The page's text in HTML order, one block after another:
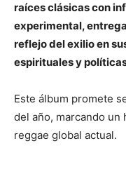
raíces clásicas con
experimental,
reflejo del exilio en
espirituales y
Este álbum promete
del año, marcando un
reggae global actual.